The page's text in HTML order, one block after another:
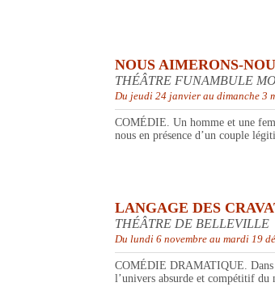
NOUS AIMERONS-
THÉÂTRE FUNAMBULE
Du jeudi 24 janvier au dimanche 3
COMÉDIE. Un homme et une
nous en présence d’un couple
LANGAGE DES
THÉÂTRE DE BELLEVILLE
Du lundi 6 novembre au mardi 19
COMÉDIE DRAMATIQUE. Dans
l’univers absurde et compétitif du